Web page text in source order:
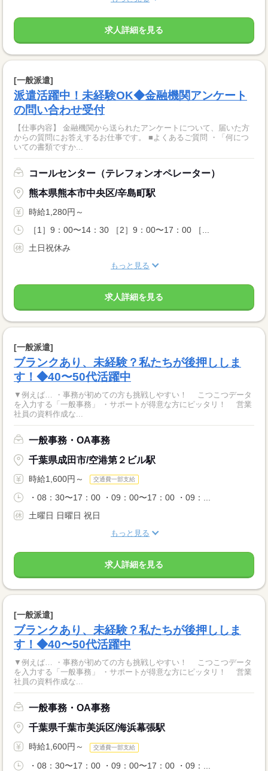
求人詳細を見る
[一般派遣]
派遣活躍中！未経験OK◆金融機関アンケート
の問い合わせ受付
【仕事内容】 金融機関から送られたアンケートについて、届いた方
からの質問にお答えするお仕事です。 ■よくあるご質問 ・「何につ
いての書類ですか...
コールセンター（テレフォンオペレーター）
熊本県熊本市中央区/辛島町駅
時給1,280円～
［1］9：00〜14：30 ［2］9：00〜17：00 ［...
土日祝休み
もっと見る
求人詳細を見る
[一般派遣]
ブランクあり、未経験？私たちが後押ししま
す！◆40〜50代活躍中
▼例えば… ・事務が初めての方も挑戦しやすい！ こつこつデータ
を入力する「一般事務」 ・サポートが得意な方にピッタリ！ 営業
社員の資料作成な...
一般事務・OA事務
千葉県成田市/空港第２ビル駅
時給1,600円～ 交通費一部支給
・08：30〜17：00 ・09：00〜17：00 ・09：...
土曜日 日曜日 祝日
もっと見る
求人詳細を見る
[一般派遣]
ブランクあり、未経験？私たちが後押ししま
す！◆40〜50代活躍中
▼例えば… ・事務が初めての方も挑戦しやすい！ こつこつデータ
を入力する「一般事務」 ・サポートが得意な方にピッタリ！ 営業
社員の資料作成な...
一般事務・OA事務
千葉県千葉市美浜区/海浜幕張駅
時給1,600円～ 交通費一部支給
・08：30〜17：00 ・09：00〜17：00 ・09：...